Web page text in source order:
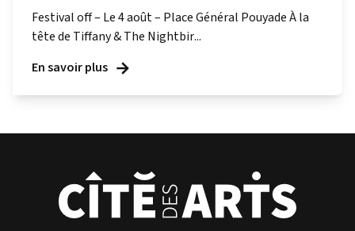
Festival off – Le 4 août – Place Général Pouyade À la
tête de Tiffany & The Nightbir...
En savoir plus